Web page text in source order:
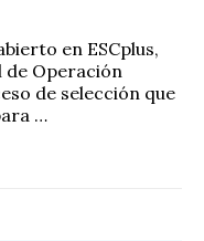
en ESCplus,
de Operación
de selección que
…